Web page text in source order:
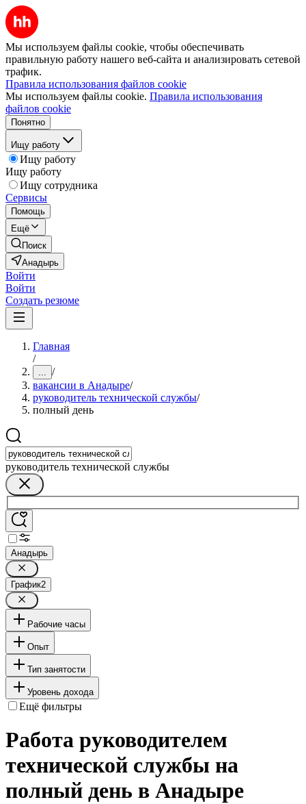
Мы используем файлы cookie, чтобы обеспечивать
правильную работу нашего веб-сайта и анализировать сетевой
трафик.
Правила использования файлов cookie
Мы используем файлы cookie. Правила использования
файлов cookie
Понятно
Ищу работу
Ищу работу
Ищу работу
Ищу сотрудника
Сервисы
Помощь
Ещё
Поиск
Анадырь
Войти
Войти
Создать резюме
Главная
/
... /
вакансии в Анадыре/
руководитель технической службы/
полный день
руководитель технической службы
Анадырь
График2
Рабочие часы
Опыт
Тип занятости
Уровень дохода
Ещё фильтры
Работа руководителем
технической службы на
полный день в Анадыре